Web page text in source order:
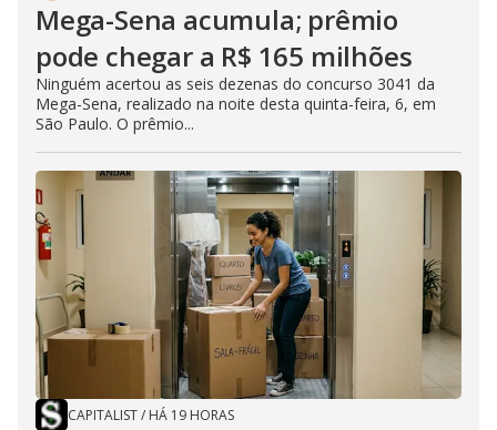
Mega-Sena acumula; prêmio
pode chegar a R$ 165 milhões
Ninguém acertou as seis dezenas do concurso 3041 da
Mega-Sena, realizado na noite desta quinta-feira, 6, em
São Paulo. O prêmio...
CAPITALIST/ HÁ 19 HORAS